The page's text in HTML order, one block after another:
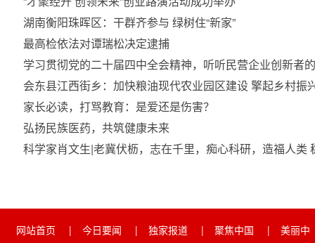
湖南衡阳珠晖区：干群齐参与 绿树住“新家”
最高检依法对谭瑞松决定逮捕
学习贯彻党的二十届四中全会精神，听听民营企业创新者
会东县江西街乡：加快粮油现代农业园区建设 擎起乡村振
家长必读，打骂教育：是爱还是伤害？
弘扬民族医药，共筑健康未来
科学家肖文生|老冀伏枥，志在千里，痴心科研，造福人类
网站首页 | 今日要闻 | 独家报道 | 聚焦中国 |
美丽中